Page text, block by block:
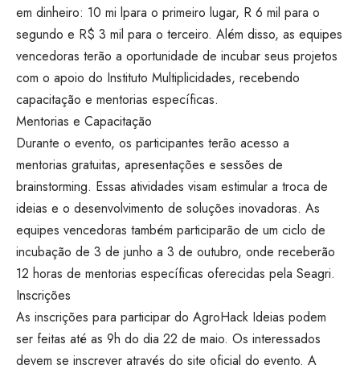
em dinheiro: 10 mi lpara o primeiro lugar, R 6 mil para o
segundo e R$ 3 mil para o terceiro. Além disso, as equipes
vencedoras terão a oportunidade de incubar seus projetos
com o apoio do Instituto Multiplicidades, recebendo
capacitação e mentorias específicas.
Mentorias e Capacitação
Durante o evento, os participantes terão acesso a
mentorias gratuitas, apresentações e sessões de
brainstorming. Essas atividades visam estimular a troca de
ideias e o desenvolvimento de soluções inovadoras. As
equipes vencedoras também participarão de um ciclo de
incubação de 3 de junho a 3 de outubro, onde receberão
12 horas de mentorias específicas oferecidas pela Seagri.
Inscrições
As inscrições para participar do AgroHack Ideias podem
ser feitas até as 9h do dia 22 de maio. Os interessados
devem se inscrever através do site oficial do evento. A